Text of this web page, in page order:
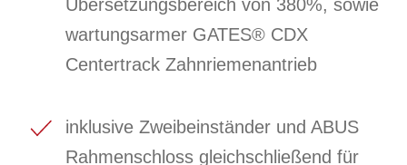
Übersetzungsbereich von 380%, sowie
wartungsarmer GATES® CDX
Centertrack Zahnriemenantrieb
inklusive Zweibeinständer und ABUS
Rahmenschloss gleichschließend für